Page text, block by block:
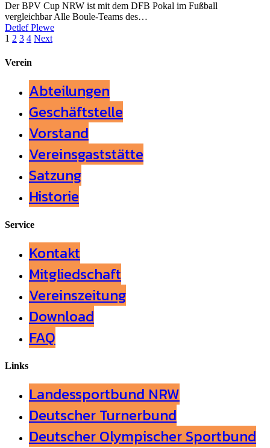
Der BPV Cup NRW ist mit dem DFB Pokal im Fußball
vergleichbar Alle Boule-Teams des…
Detlef Plewe
1 2 3 4 Next
Verein
Abteilungen
Geschäftstelle
Vorstand
Vereinsgaststätte
Satzung
Historie
Service
Kontakt
Mitgliedschaft
Vereinszeitung
Download
FAQ
Links
Landessportbund NRW
Deutscher Turnerbund
Deutscher Olympischer Sportbund